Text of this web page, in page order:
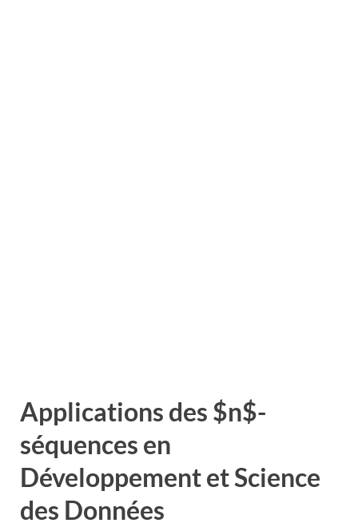
Applications des $n$-
séquences en
Développement et Science
des Données